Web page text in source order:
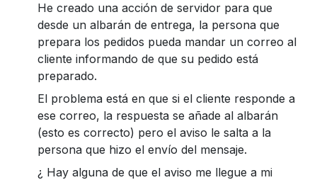
He creado una acción de servidor para que
desde un albarán de entrega, la persona que
prepara los pedidos pueda mandar un correo al
cliente informando de que su pedido está
preparado.
El problema está en que si el cliente responde a
ese correo, la respuesta se añade al albarán
(esto es correcto) pero el aviso le salta a la
persona que hizo el envío del mensaje.
¿ Hay alguna de que el aviso me llegue a mi